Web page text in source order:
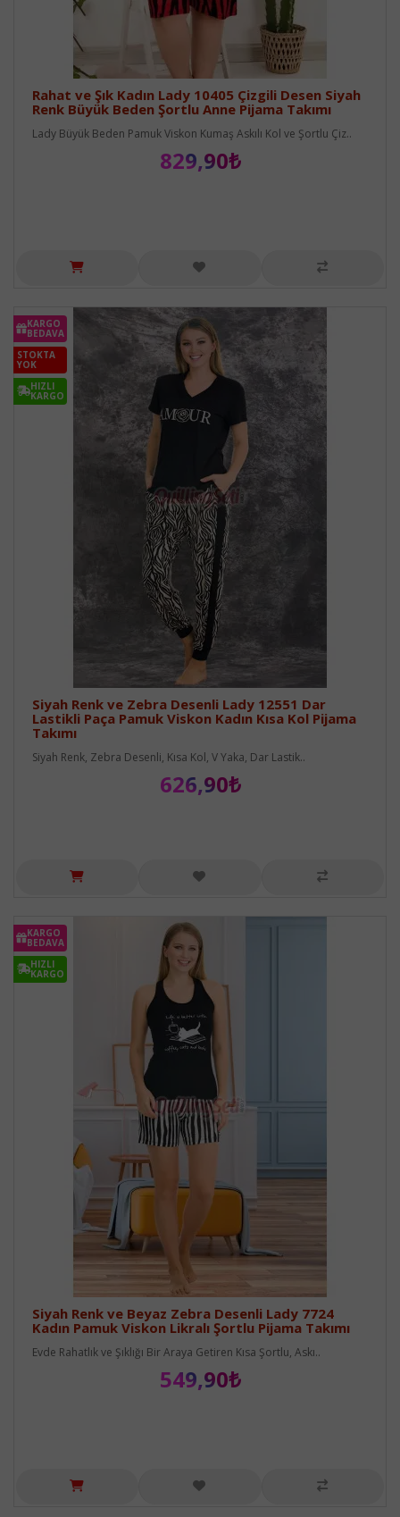
Rahat ve Şık Kadın Lady 10405 Çizgili Desen Siyah
Renk Büyük Beden Şortlu Anne Pijama Takımı
Lady Büyük Beden Pamuk Viskon Kumaş Askılı Kol ve Şortlu Çiz..
829,90₺
KARGO
BEDAVA
STOKTA
YOK
HIZLI
KARGO
Siyah Renk ve Zebra Desenli Lady 12551 Dar
Lastikli Paça Pamuk Viskon Kadın Kısa Kol Pijama
Takımı
Siyah Renk, Zebra Desenli, Kısa Kol, V Yaka, Dar Lastik..
626,90₺
KARGO
BEDAVA
HIZLI
KARGO
Siyah Renk ve Beyaz Zebra Desenli Lady 7724
Kadın Pamuk Viskon Likralı Şortlu Pijama Takımı
Evde Rahatlık ve Şıklığı Bir Araya Getiren Kısa Şortlu, Askı..
549,90₺